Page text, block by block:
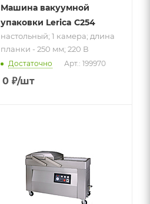
Машина вакуумной
упаковки Lerica C254
настольный; 1 камера; длина
планки - 250 мм; 220 В
Достаточно Арт.: 199970
0₽/шт
планки - 510 мм;
газонаполнение;